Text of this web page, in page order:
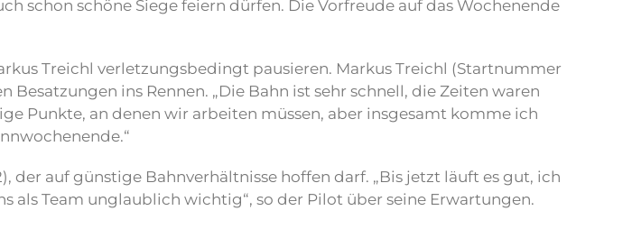
schon schöne Siege feiern dürfen. Die Vorfreude auf das Wochenende
Treichl verletzungsbedingt pausieren. Markus Treichl (Startnummer
ins Rennen. „Die Bahn ist sehr schnell, die Zeiten waren
Punkte, an denen wir arbeiten müssen, aber insgesamt komme ich
auf günstige Bahnverhältnisse hoffen darf. „Bis jetzt läuft es gut, ich
als Team unglaublich wichtig“, so der Pilot über seine Erwartungen.